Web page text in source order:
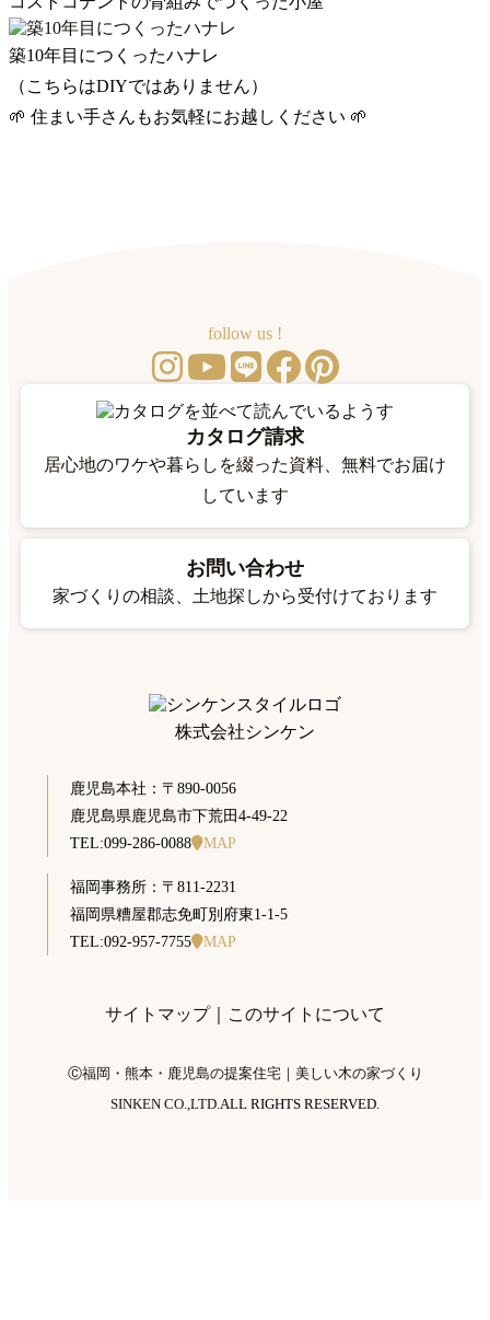
築10年目につくったハナレ
（こちらはDIYではありません）
🌱 住まい手さんもお気軽にお越しください 🌱
follow us !
カタログ請求
居心地のワケや暮らしを綴った資料、無料でお届け
しています
お問い合わせ
家づくりの相談、土地探しから受付けております
株式会社シンケン
鹿児島本社：〒890-0056
鹿児島県鹿児島市下荒田4-49-22
TEL:099-286-0088
MAP
福岡事務所：〒811-2231
福岡県糟屋郡志免町別府東1-1-5
TEL:092-957-7755
MAP
サイトマップ｜ このサイトについて
Ⓒ福岡・熊本・鹿児島の提案住宅｜美しい木の家づくり
SINKEN CO.,LTD.ALL RIGHTS RESERVED.